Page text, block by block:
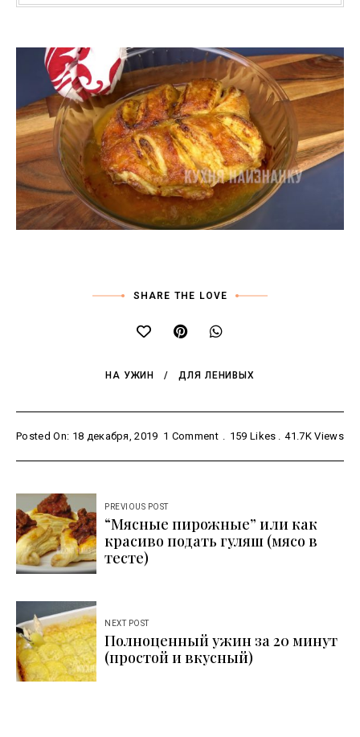
SHARE THE LOVE
НА УЖИН ДЛЯ ЛЕНИВЫХ
Posted On: 18 декабря, 2019 1 Comment 159 Likes 41.7K Views
Навигация
по
записям
PREVIOUS POST
“Мясные пирожные” или как
красиво подать гуляш (мясо в
тесте)
NEXT POST
Полноценный ужин за 20 минут
(простой и вкусный)